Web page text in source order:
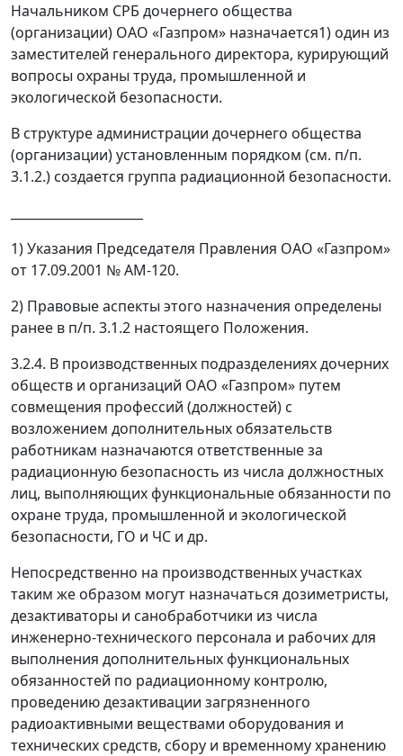
Начальником СРБ дочернего общества
(организации) ОАО «Газпром» назначается1) один из
заместителей генерального директора, курирующий
вопросы охраны труда, промышленной и
экологической безопасности.
В структуре администрации дочернего общества
(организации) установленным порядком (см. п/п.
3.1.2.) создается группа радиационной безопасности.
1)Указания Председателя Правления ОАО «Газпром»
от 17.09.2001 № АМ-120.
2) Правовые аспекты этого назначения определены
ранее в п/п. 3.1.2 настоящего Положения.
3.2.4. В производственных подразделениях дочерних
обществ и организаций ОАО «Газпром» путем
совмещения профессий (должностей) с
возложением дополнительных обязательств
работникам назначаются ответственные за
радиационную безопасность из числа должностных
лиц, выполняющих функциональные обязанности по
охране труда, промышленной и экологической
безопасности, ГО и ЧС и др.
Непосредственно на производственных участках
таким же образом могут назначаться дозиметристы,
дезактиваторы и санобработчики из числа
инженерно-технического персонала и рабочих для
выполнения дополнительных функциональных
обязанностей по радиационному контролю,
проведению дезактивации загрязненного
радиоактивными веществами оборудования и
технических средств, сбору и временному хранению